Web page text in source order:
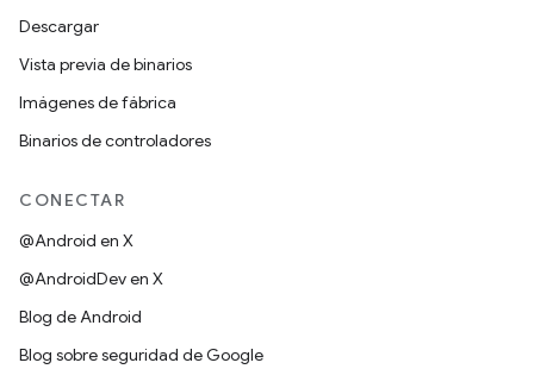
Descargar
Vista previa de binarios
Imágenes de fábrica
Binarios de controladores
CONECTAR
@Android en X
@AndroidDev en X
Blog de Android
Blog sobre seguridad de Google